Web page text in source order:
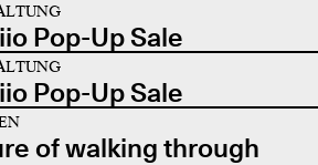
Pop-Up Sale
Pop-Up Sale
of walking through